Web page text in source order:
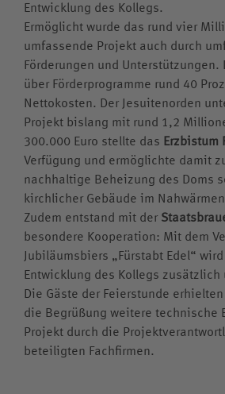
Entwicklung des Kollegs.
Ermöglicht wurde das rund vier
umfassende Projekt auch durch
Förderungen und Unterstützungen.
über Förderprogramme rund 40
Nettokosten. Der Jesuitenorden
Projekt bislang mit rund 1,2
300.000 Euro stellte das Erzbistum
Verfügung und ermöglichte damit
nachhaltige Beheizung des Doms
kirchlicher Gebäude im
Zudem entstand mit der
besondere Kooperation: Mit dem
Jubiläumsbiers „Fürstabt Edel“
Entwicklung des Kollegs
Die Gäste der Feierstunde
die Begrüßung weitere technische
Projekt durch die
beteiligten Fachfirmen.